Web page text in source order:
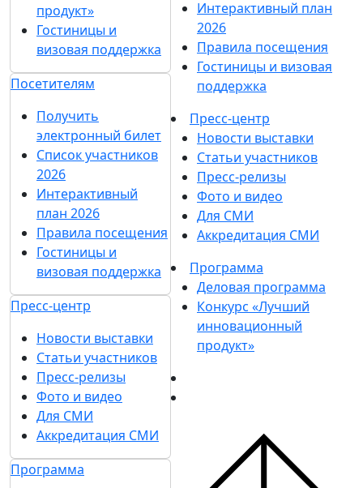
продукт»
Гостиницы и
визовая поддержка
Посетителям
Получить
электронный билет
Список участников
2026
Интерактивный
план 2026
Правила посещения
Гостиницы и
визовая поддержка
Пресс-центр
Новости выставки
Статьи участников
Пресс-релизы
Фото и видео
Для СМИ
Аккредитация СМИ
Программа
Интерактивный план
2026
Правила посещения
Гостиницы и визовая
поддержка
Пресс-центр
Новости выставки
Статьи участников
Пресс-релизы
Фото и видео
Для СМИ
Аккредитация СМИ
Программа
Деловая программа
Конкурс «Лучший
инновационный
продукт»